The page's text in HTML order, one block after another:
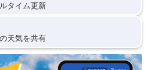
タイム更新
天気を共有